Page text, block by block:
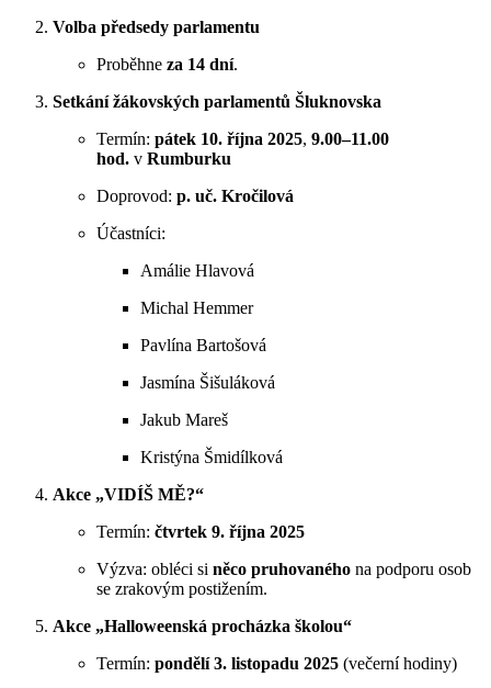
Volba předsedy parlamentu
Proběhne za 14 dní.
Setkání žákovských parlamentů Šluknovska
Termín: pátek 10. října 2025, 9.00–11.00
hod. v Rumburku
Doprovod: p. uč. Kročilová
Účastníci:
Amálie Hlavová
Michal Hemmer
Pavlína Bartošová
Jasmína Šišuláková
Jakub Mareš
Kristýna Šmidílková
Akce „VIDÍŠ MĚ?“
Termín: čtvrtek 9. října 2025
Výzva: obléci si něco pruhovaného na podporu osob
se zrakovým postižením.
Akce „Halloweenská procházka školou“
Termín: pondělí 3. listopadu 2025 (večerní hodiny)